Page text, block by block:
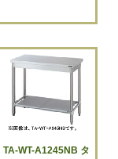
TA-WT-A1245NB タ